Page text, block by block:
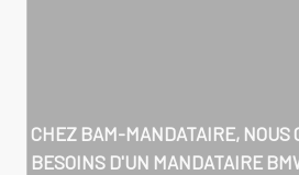
CHEZ BAM-MANDATAIRE, NOUS
BESOINS D'UN MANDATAIRE